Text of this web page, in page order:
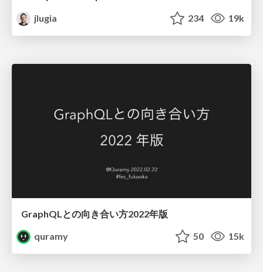
jlugia
234 19k
GraphQLとの向き合い方2022年版
quramy
50 15k